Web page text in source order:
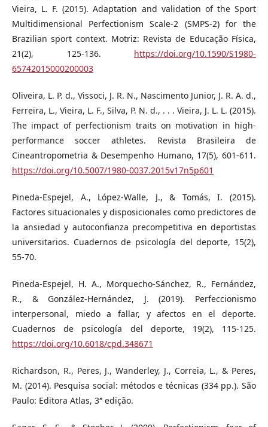
Vieira, L. F. (2015). Adaptation and validation of the Sport
Multidimensional Perfectionism Scale-2 (SMPS-2) for the
Brazilian sport context. Motriz: Revista de Educação Física,
21(2), 125-136. https://doi.org/10.1590/S1980-
65742015000200003
Oliveira, L. P. d., Vissoci, J. R. N., Nascimento Junior, J. R. A. d.,
Ferreira, L., Vieira, L. F., Silva, P. N. d., . . . Vieira, J. L. L. (2015).
The impact of perfectionism traits on motivation in high-
performance soccer athletes. Revista Brasileira de
Cineantropometria & Desempenho Humano, 17(5), 601-611.
https://doi.org/10.5007/1980-0037.2015v17n5p601
Pineda-Espejel, A., López-Walle, J., & Tomás, I. (2015).
Factores situacionales y disposicionales como predictores de
la ansiedad y autoconfianza precompetitiva en deportistas
universitarios. Cuadernos de psicología del deporte, 15(2),
55-70.
Pineda-Espejel, H. A., Morquecho-Sánchez, R., Fernández,
R., & González-Hernández, J. (2019). Perfeccionismo
interpersonal, miedo a fallar, y afectos en el deporte.
Cuadernos de psicología del deporte, 19(2), 115-125.
https://doi.org/10.6018/cpd.348671
Richardson, R., Peres, J., Wanderley, J., Correia, L., & Peres,
M. (2014). Pesquisa social: métodos e técnicas (334 pp.). São
Paulo: Editora Atlas, 3ª edição.